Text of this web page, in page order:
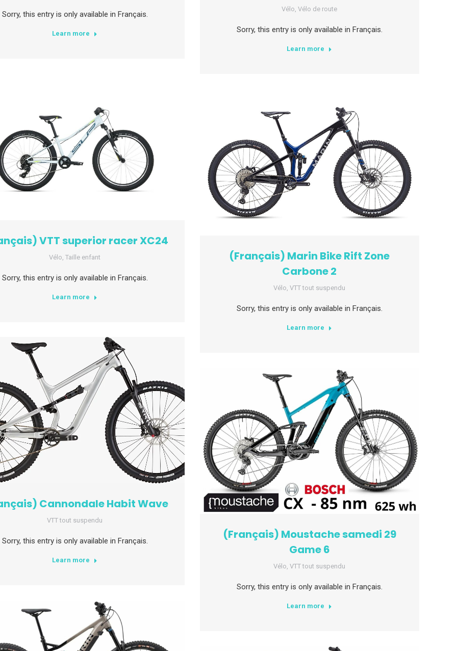
Sorry, this entry is only available in Français.
Learn more
Vélo Vélo de route
Sorry, this entry is only available in Français.
Learn more
VTT superior racer XC24
Vélo Taille enfant
Sorry, this entry is only available in Français.
Learn more
(Français) Marin Bike Rift Zone
Carbone 2
Vélo VTT tout suspendu
Sorry, this entry is only available in Français.
Learn more
Cannondale Habit Wave
VTT tout suspendu
Sorry, this entry is only available in Français.
Learn more
(Français) Moustache samedi 29
Game 6
Vélo VTT tout suspendu
Sorry, this entry is only available in Français.
Learn more